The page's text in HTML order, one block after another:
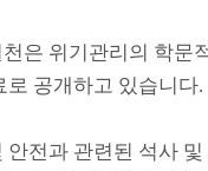
은 위기관리의 학문
로 공개하고 있습니다.
안전과 관련된 석사